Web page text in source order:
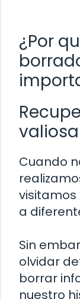
¿Por
valiosa
Cuando
a
Sin
olvidar
borrar
nuestro